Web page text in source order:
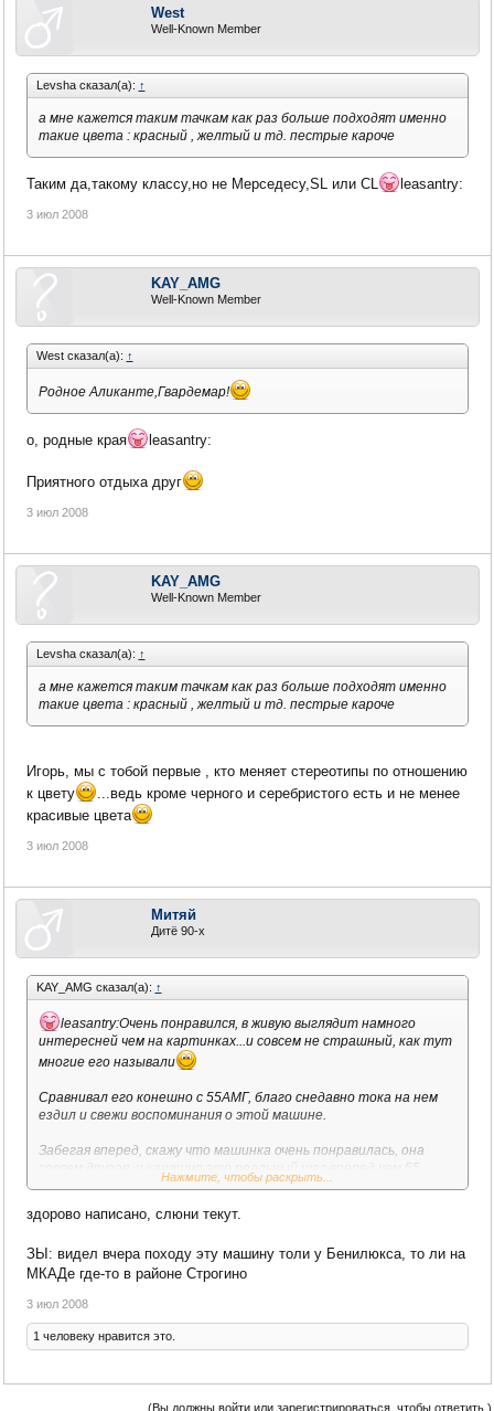
West
Well-Known Member
Levsha сказал(а): ↑
а мне кажется таким тачкам как раз больше подходят именно
такие цвета : красный , желтый и тд. пестрые кароче
Таким да,такому классу,но не Мерседесу,SL или CL leasantry:
3 июл 2008
KAY_AMG
Well-Known Member
West сказал(а): ↑
Родное Аликанте,Гвардемар!
о, родные края leasantry:
Приятного отдыха друг
3 июл 2008
KAY_AMG
Well-Known Member
Levsha сказал(а): ↑
а мне кажется таким тачкам как раз больше подходят именно
такие цвета : красный , желтый и тд. пестрые кароче
Игорь, мы с тобой первые , кто меняет стереотипы по отношению
к цвету
...ведь кроме черного и серебристого есть и не менее
красивые цвета
3 июл 2008
Митяй
Дитё 90-х
KAY_AMG сказал(а): ↑
leasantry:Очень понравился, в живую выглядит намного
интересней чем на картинках...и совсем не страшный, как тут
многие его называли
Сравнивал его конешно с 55АМГ, благо снедавно тока на нем
ездил и свежи воспоминания о этой машине.
Забегая вперед, скажу что машинка очень понравилась, она
совсем другая, и канешно это реальный шаг вперед чем 55.
тормозов...небольшие изменения по салону, новый команд , с
нави. Сидушки как на старом, отличая тока в динамик пакете и
новых подголовниках с воздушным шарфиком (как работает не
ложится в руки, очень удобно расположены лепестки
переключения коробкой на руле. Надо сказать , что после Блек
серии, АМГ наконец-то научились делать правильные и салое
Нажмите, чтобы раскрыть...
здорово написано, слюни текут.
ЗЫ: видел вчера походу эту машину толи у Бенилюкса, то ли на
МКАДе где-то в районе Строгино
3 июл 2008
1 человеку нравится это.
(Вы должны войти или зарегистрироваться, чтобы ответить.)